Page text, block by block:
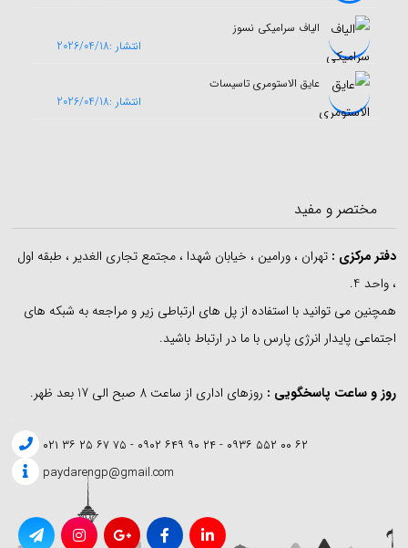
الیاف سرامیکی نسوز
انتشار :2026/04/18
عایق الاستومری تاسیسات
انتشار :2026/04/18
مختصر و مفید
دفتر مرکزی : تهران ، ورامین ، خیابان شهدا ، مجتمع تجاری الغدیر ، طبقه اول
، واحد 4.
همچنین می توانید با استفاده از پل های ارتباطی زیر و مراجعه به شبکه های
اجتماعی پایدار انرژی پارس با ما در ارتباط باشید.
روز و ساعت پاسخگویی : روزهای اداری از ساعت 8 صبح الی 17 بعد ظهر.
۶۲ ۰۰ ۵۵۲ ۰۹۳۶ - ۲۴ ۹۰ ۶۴۹ ۰۹۰۲ - ۷۵ ۶۷ ۲۵ ۳۶ ۰۲۱
paydarengp@gmail.com